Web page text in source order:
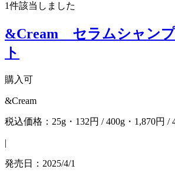
1件該当しました
&Cream セラムシャン
ト
購入可
&Cream
税込価格：25g・132円 / 400g・1,870円 /
|
発売日：2025/4/1